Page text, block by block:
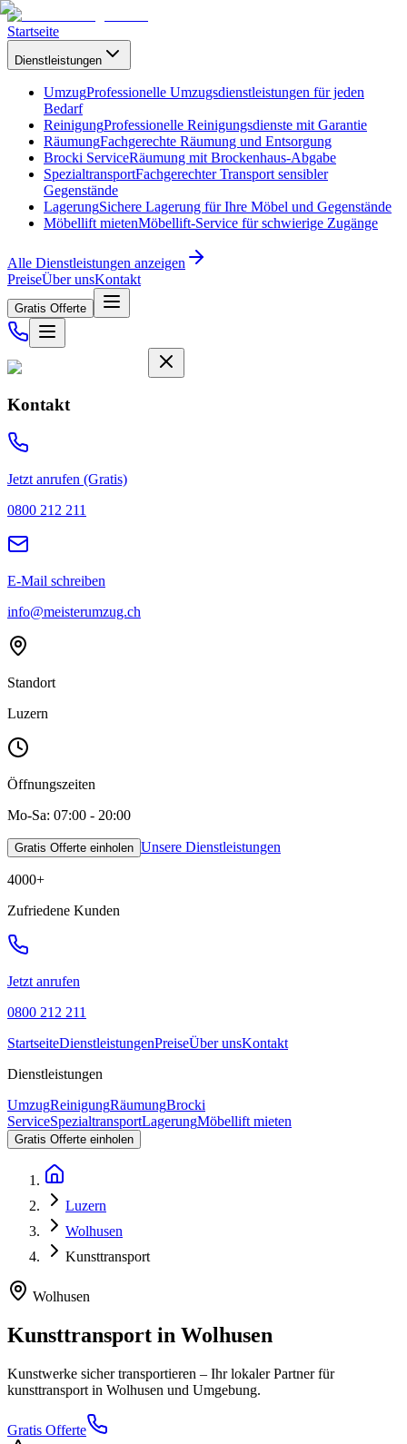
Startseite
Dienstleistungen
UmzugProfessionelle Umzugsdienstleistungen für jeden
Bedarf
ReinigungProfessionelle Reinigungsdienste mit Garantie
RäumungFachgerechte Räumung und Entsorgung
Brocki ServiceRäumung mit Brockenhaus-Abgabe
SpezialtransportFachgerechter Transport sensibler
Gegenstände
LagerungSichere Lagerung für Ihre Möbel und Gegenstände
Möbellift mietenMöbellift-Service für schwierige Zugänge
Alle Dienstleistungen anzeigen
PreiseÜber unsKontakt
Gratis Offerte
Kontakt
Jetzt anrufen (Gratis)
0800 212 211
E-Mail schreiben
info@meisterumzug.ch
Standort
Luzern
Öffnungszeiten
Mo-Sa: 07:00 - 20:00
Gratis Offerte einholen Unsere Dienstleistungen
4000+
Zufriedene Kunden
Jetzt anrufen
0800 212 211
StartseiteDienstleistungenPreiseÜber unsKontakt
Dienstleistungen
UmzugReinigungRäumungBrocki
ServiceSpezialtransportLagerungMöbellift mieten
Gratis Offerte einholen
Luzern
Wolhusen
Kunsttransport
Wolhusen
Kunsttransport in Wolhusen
Kunstwerke sicher transportieren – Ihr lokaler Partner für
kunsttransport in Wolhusen und Umgebung.
Gratis Offerte